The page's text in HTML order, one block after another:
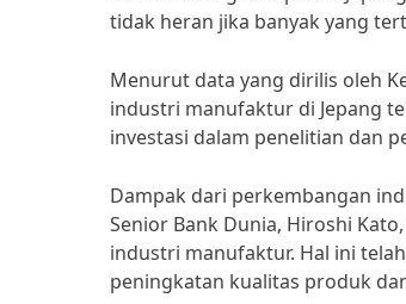
tidak heran jika banyak yang
Menurut data yang dirilis oleh
industri manufaktur di Jepang
investasi dalam penelitian dan
Dampak dari perkembangan
Senior Bank Dunia, Hiroshi
industri manufaktur. Hal ini
peningkatan kualitas produk